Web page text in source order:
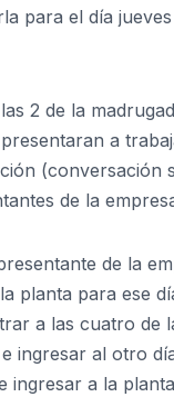
para el día
2 de la
a
de la
de la
planta para ese
a las cuatro de
ingresar al otro
ingresar a la